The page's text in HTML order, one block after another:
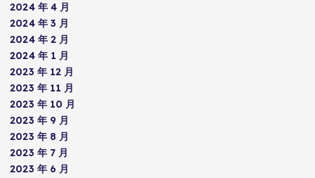
2024 年 4 月
2024 年 3 月
2024 年 2 月
2024 年 1 月
2023 年 12 月
2023 年 11 月
2023 年 10 月
2023 年 9 月
2023 年 8 月
2023 年 7 月
2023 年 6 月